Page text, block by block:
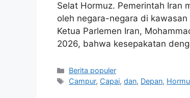
Selat Hormuz. Pemerintah Iran
oleh negara-negara di
Ketua Parlemen Iran,
2026, bahwa kesepakatan
Kategori
Berita populer
Tag
Campur, Capai,dan, Depan,